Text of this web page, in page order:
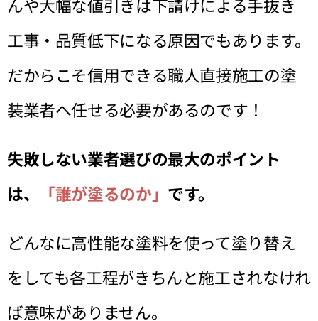
んや大幅な値引きは下請けによる手抜き
工事・品質低下になる原因でもあります。
だからこそ信用できる職人直接施工の塗
装業者へ任せる必要があるのです！
失敗しない業者選びの最大のポイント
は、
「誰が塗るのか」 です。
どんなに高性能な塗料を使って塗り替え
をしても各工程がきちんと施工されなけれ
ば意味がありません。